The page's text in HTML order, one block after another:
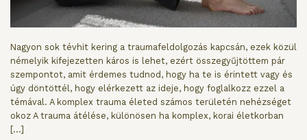
Nagyon sok tévhit kering a traumafeldolgozás kapcsán, ezek közül
némelyik kifejezetten káros is lehet, ezért összegyűjtöttem pár
szempontot, amit érdemes tudnod, hogy ha te is érintett vagy és
úgy döntöttél, hogy elérkezett az ideje, hogy foglalkozz ezzel a
témával. A komplex trauma életed számos területén nehézséget
okoz A trauma átélése, különösen ha komplex, korai életkorban
[…]